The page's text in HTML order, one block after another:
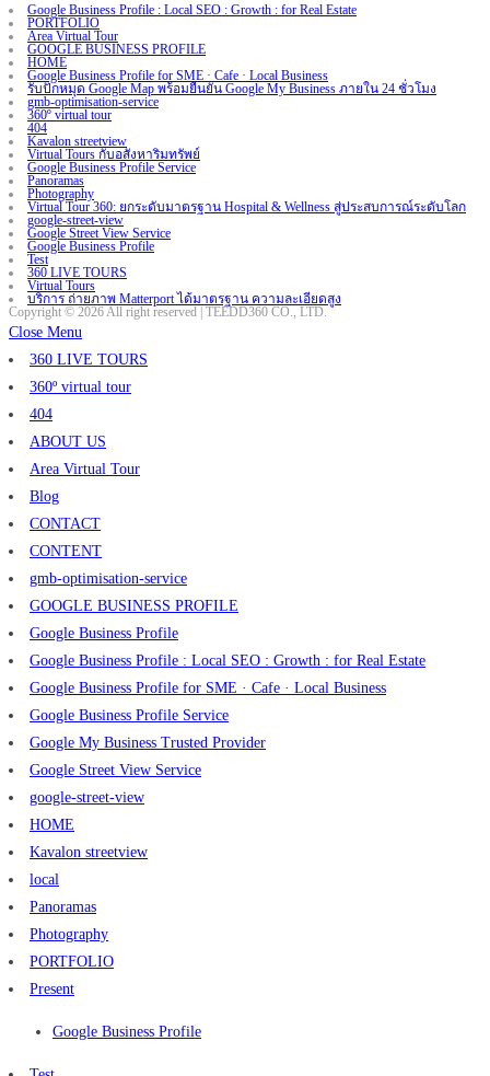
Google Business Profile : Local SEO : Growth : for Real Estate
PORTFOLIO
Area Virtual Tour
GOOGLE BUSINESS PROFILE
HOME
Google Business Profile for SME · Cafe · Local Business
รับปักหมุด Google Map พร้อมยืนยัน Google My Business ภายใน 24 ชั่วโมง
gmb-optimisation-service
360º virtual tour
404
Kavalon streetview
Virtual Tours กับอสังหาริมทรัพย์
Google Business Profile Service
Panoramas
Photography
Virtual Tour 360: ยกระดับมาตรฐาน Hospital & Wellness สู่ประสบการณ์ระดับโลก
google-street-view
Google Street View Service
Google Business Profile
Test
360 LIVE TOURS
Virtual Tours
บริการ ถ่ายภาพ Matterport ได้มาตรฐาน ความละเอียดสูง
Copyright © 2026 All right reserved | TEEDD360 CO., LTD.
Close Menu
360 LIVE TOURS
360º virtual tour
404
ABOUT US
Area Virtual Tour
Blog
CONTACT
CONTENT
gmb-optimisation-service
GOOGLE BUSINESS PROFILE
Google Business Profile
Google Business Profile : Local SEO : Growth : for Real Estate
Google Business Profile for SME · Cafe · Local Business
Google Business Profile Service
Google My Business Trusted Provider
Google Street View Service
google-street-view
HOME
Kavalon streetview
local
Panoramas
Photography
PORTFOLIO
Present
Google Business Profile